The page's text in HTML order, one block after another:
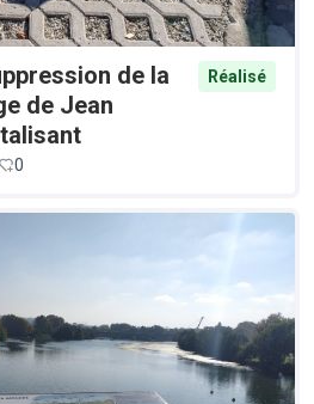
de la
de Jean
Réalisé
0